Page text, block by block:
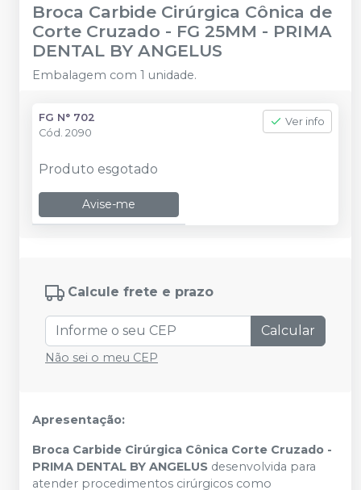
Broca Carbide Cirúrgica Cônica de
Corte Cruzado - FG 25MM - PRIMA
DENTAL BY ANGELUS
Embalagem com 1 unidade.
FG N° 702
Cód. 2090
Ver info
Produto esgotado
Avise-me
Calcule frete e prazo
Calcular
Não sei o meu CEP
Apresentação:
Broca Carbide Cirúrgica Cônica Corte Cruzado -
PRIMA DENTAL BY ANGELUS desenvolvida para
atender procedimentos cirúrgicos como